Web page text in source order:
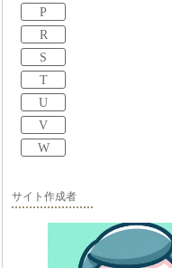
P
R
S
T
U
V
W
サイト作成者